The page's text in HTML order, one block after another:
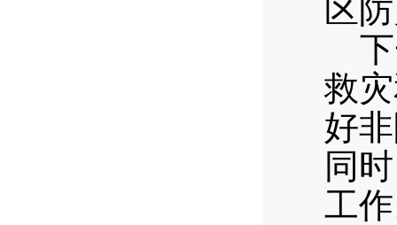
区
下
救
好
同
工